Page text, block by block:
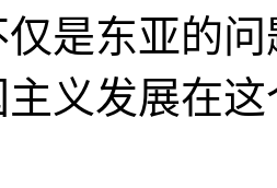
是东亚的
义发展在